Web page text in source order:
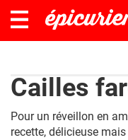
Cailles
Pour un réveillon en
recette, délicieuse